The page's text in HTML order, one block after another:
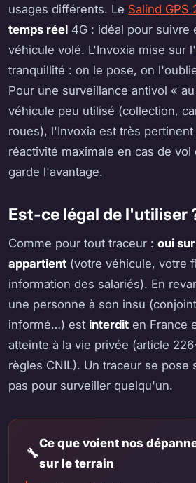
usages différents. Le Salind GPS
temps réel 4G : idéal pour suivre
véhicule volé. L'Invoxia mise sur l'
tranquillité : on le pose, on
Pour une surveillance antivol «
véhicule peu utilisé (collection,
roues), l'Invoxia est très
réactivité maximale en cas de vol
garde l'avantage.
Est-ce légal de l'utiliser
Comme pour tout traceur : oui
appartient (votre véhicule, votre
information des salariés). En
une personne à son insu
informé…) est interdit en France
atteinte à la vie privée (article
règles CNIL). Un traceur se pose
pas pour surveiller quelqu'un.
Ce que voient nos
sur le terrain